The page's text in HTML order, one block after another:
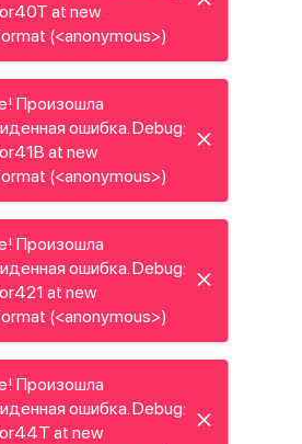
at new
(<anonymous>)
Произошла
ошибка. Debug:
at new
(<anonymous>)
Произошла
ошибка. Debug:
at new
(<anonymous>)
Произошла
ошибка. Debug:
at new